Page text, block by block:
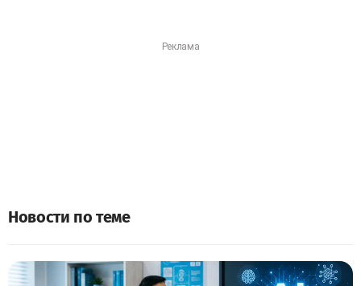
Новости по теме